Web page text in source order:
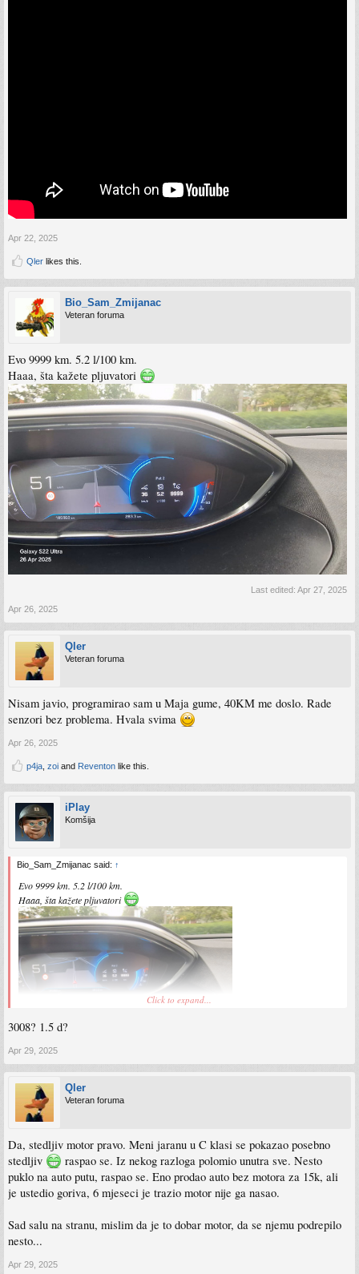
Apr 22, 2025
Qler likes this.
Bio_Sam_Zmijanac
Veteran foruma
Evo 9999 km. 5.2 l/100 km.
Haaa, šta kažete pljuvatori
Last edited: Apr 27, 2025
Apr 26, 2025
Qler
Veteran foruma
Nisam javio, programirao sam u Maja gume, 40KM me doslo. Rade
senzori bez problema. Hvala svima
Apr 26, 2025
p4ja zoi and Reventon like this.
iPlay
Komšija
Bio_Sam_Zmijanac said: ↑
Evo 9999 km. 5.2 l/100 km.
Haaa, šta kažete pljuvatori
Click to expand...
3008? 1.5 d?
Apr 29, 2025
Qler
Veteran foruma
Da, stedljiv motor pravo. Meni jaranu u C klasi se pokazao posebno
stedljiv
raspao se. Iz nekog razloga polomio unutra sve. Nesto
puklo na auto putu, raspao se. Eno prodao auto bez motora za 15k, ali
je ustedio goriva, 6 mjeseci je trazio motor nije ga nasao.
Sad salu na stranu, mislim da je to dobar motor, da se njemu podrepilo
nesto...
Apr 29, 2025